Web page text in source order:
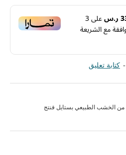
على3
مع الشريعة
- كتابة تعليق
من الخشب الطبيعي بستايل فنتج